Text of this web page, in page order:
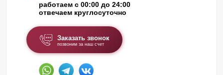
работаем с 00:00 до 24:00
отвечаем круглосуточно
Заказать звонок
позвоним за наш счет